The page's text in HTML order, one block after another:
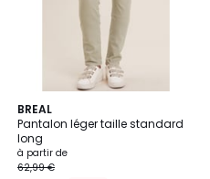
BREAL
Pantalon léger taille standard
long
à partir de
62,99 €
3
Couleurs